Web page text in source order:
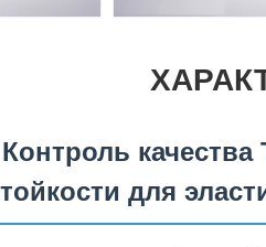
Контроль
для